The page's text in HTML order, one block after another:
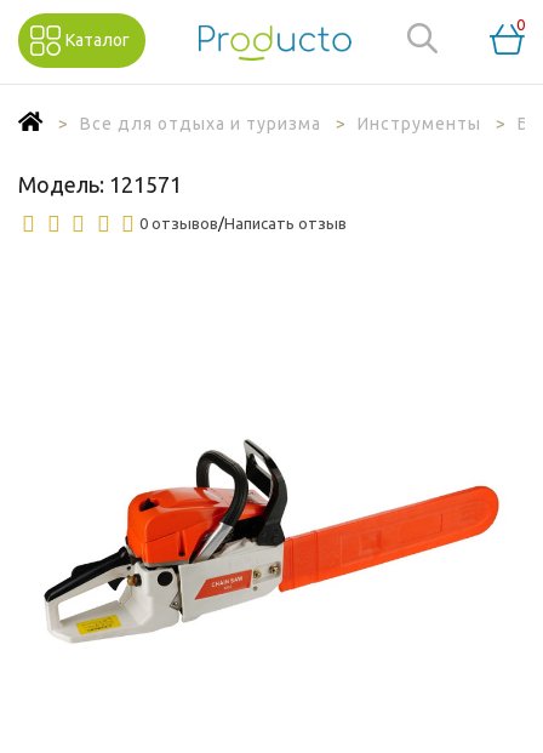
Каталог
0
Все для отдыха и туризма Инструменты
Модель: 121571
0 отзывов/Написать отзыв